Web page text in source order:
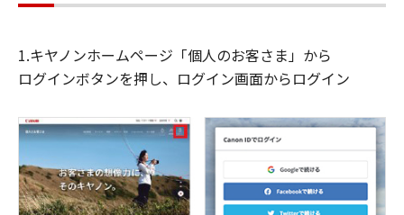
1.キヤノンホームページ「個人のお客さま」から
ログインボタンを押し、ログイン画面からログイン